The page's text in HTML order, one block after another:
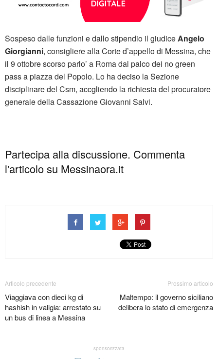
Sospeso dalle funzioni e dallo stipendio il giudice Angelo
Giorgianni, consigliere alla Corte d’appello di Messina, che
il 9 ottobre scorso parlo’ a Roma dal palco dei no green
pass a piazza del Popolo. Lo ha deciso la Sezione
disciplinare del Csm, accgliendo la richiesta del procuratore
generale della Cassazione Giovanni Salvi.
Partecipa alla discussione. Commenta
l'articolo su Messinaora.it
Articolo precedente
Viaggiava con dieci kg di
hashish in valigia: arrestato su
un bus di linea a Messina
Prossimo articolo
Maltempo: il governo siciliano
delibera lo stato di emergenza
sponsorizzata